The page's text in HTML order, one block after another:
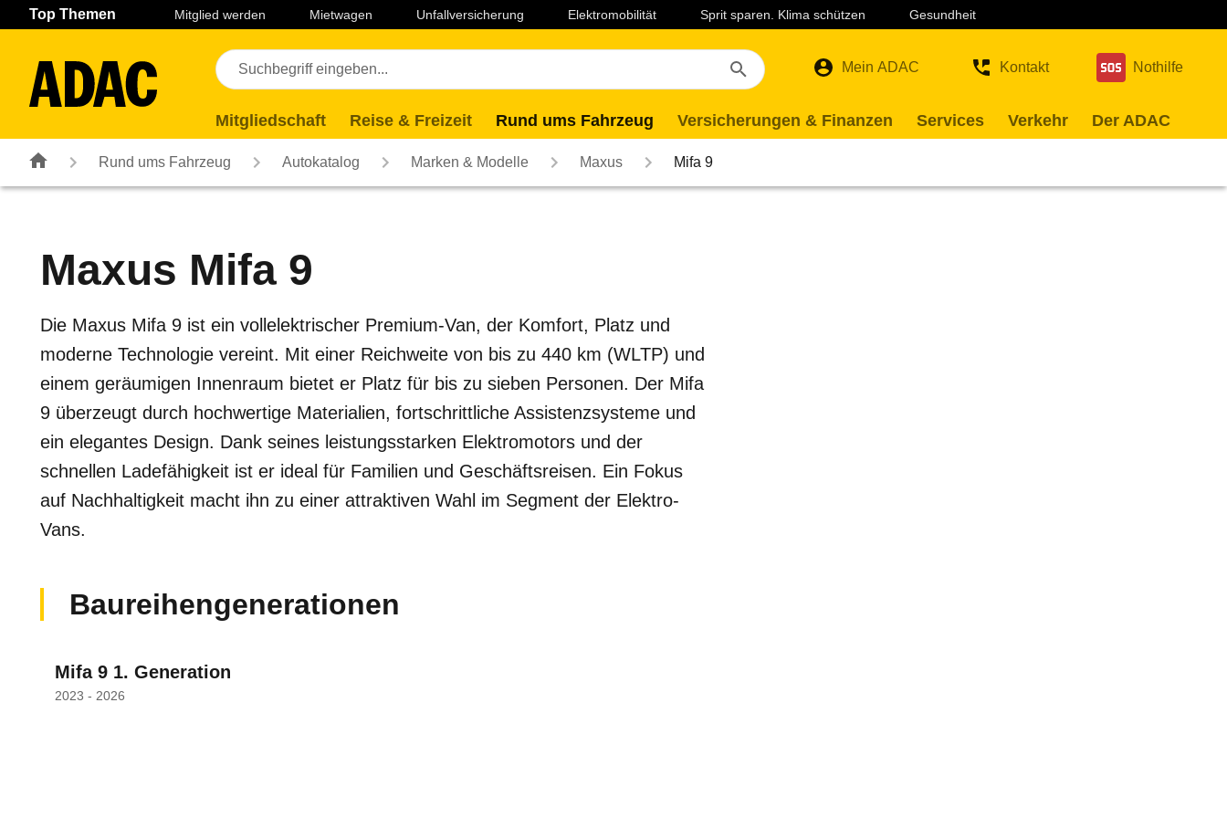
Navigation Seiteninhalt Fußzeile
Top Themen Mitglied werden Mietwagen Unfallversicherung Elektromobilität Sprit sparen. Klima schützen Gesundheit
Mein ADAC Kontakt Nothilfe
Mitgliedschaft Reise & Freizeit Rund ums Fahrzeug Versicherungen & Finanzen Services Verkehr Der ADAC
Rund ums Fahrzeug Autokatalog Marken & Modelle Maxus Mifa 9
Maxus Mifa 9
Die Maxus Mifa 9 ist ein vollelektrischer Premium-Van, der Komfort, Platz und
moderne Technologie vereint. Mit einer Reichweite von bis zu 440 km (WLTP) und
einem geräumigen Innenraum bietet er Platz für bis zu sieben Personen. Der Mifa
9 überzeugt durch hochwertige Materialien, fortschrittliche Assistenzsysteme und
ein elegantes Design. Dank seines leistungsstarken Elektromotors und der
schnellen Ladefähigkeit ist er ideal für Familien und Geschäftsreisen. Ein Fokus
auf Nachhaltigkeit macht ihn zu einer attraktiven Wahl im Segment der Elektro-
Vans.
Baureihengenerationen
Mifa 9 1. Generation
2023 - 2026